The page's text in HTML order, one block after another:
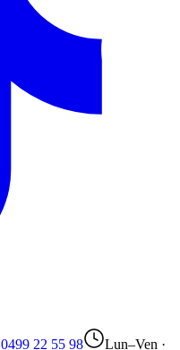
0499 22 55 98
Lun–Ven ·